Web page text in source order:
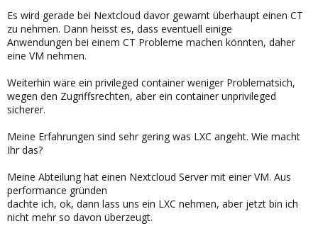
Es wird gerade bei Nextcloud davor gewarnt überhaupt einen CT
zu nehmen. Dann heisst es, dass eventuell einige
Anwendungen bei einem CT Probleme machen könnten, daher
eine VM nehmen.
Weiterhin wäre ein privileged container weniger Problematsich,
wegen den Zugriffsrechten, aber ein container unprivileged
sicherer.
Meine Erfahrungen sind sehr gering was LXC angeht. Wie macht
Ihr das?
Meine Abteilung hat einen Nextcloud Server mit einer VM. Aus
performance gründen
dachte ich, ok, dann lass uns ein LXC nehmen, aber jetzt bin ich
nicht mehr so davon überzeugt.